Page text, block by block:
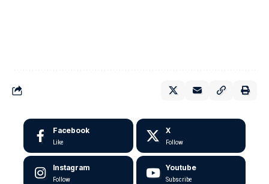
Facebook
Like
X
Follow
Instagram
Follow
Youtube
Subscribe